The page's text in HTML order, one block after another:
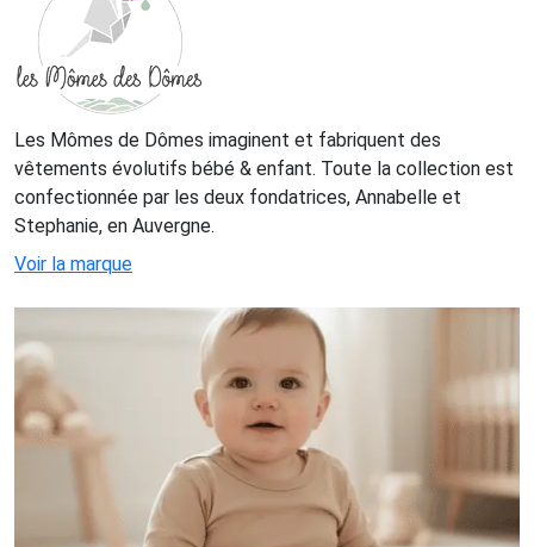
Les Mômes de Dômes imaginent et fabriquent des
vêtements évolutifs bébé & enfant. Toute la collection est
confectionnée par les deux fondatrices, Annabelle et
Stephanie, en Auvergne.
Voir la marque